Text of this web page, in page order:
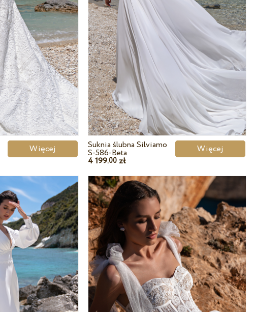
Więcej Suknia ślubna Silviamo
S-586-Beta
4 199.00 zł
Więcej